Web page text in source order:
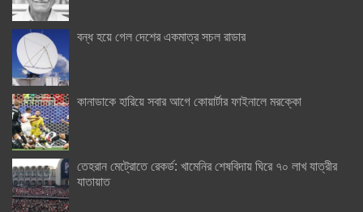
বন্ধ হয়ে গেল দেশের একমাত্র সচল রাডার
কানাডাকে হারিয়ে সবার আগে কোয়ার্টার ফাইনালে মরক্কো
তেহরান মেট্রোতে রেকর্ড: খামেনির শেষবিদায় ঘিরে ৭০ লাখ যাত্রীর
যাতায়াত